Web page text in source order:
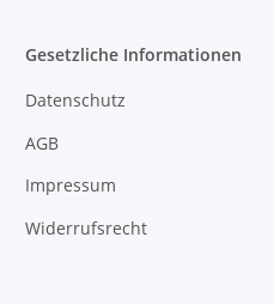
Gesetzliche Informationen
Datenschutz
AGB
Impressum
Widerrufsrecht